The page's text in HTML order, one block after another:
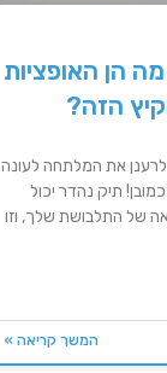
הן האופציות
הזה?
את המלתחה לעונה
תיק נהדר יכול
של התלבושת שלך, וזו
המשך קריאה »